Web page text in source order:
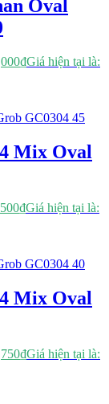
Oval
₫Giá hiện tại là:
Mix Oval
₫Giá hiện tại là:
Mix Oval
₫Giá hiện tại là: